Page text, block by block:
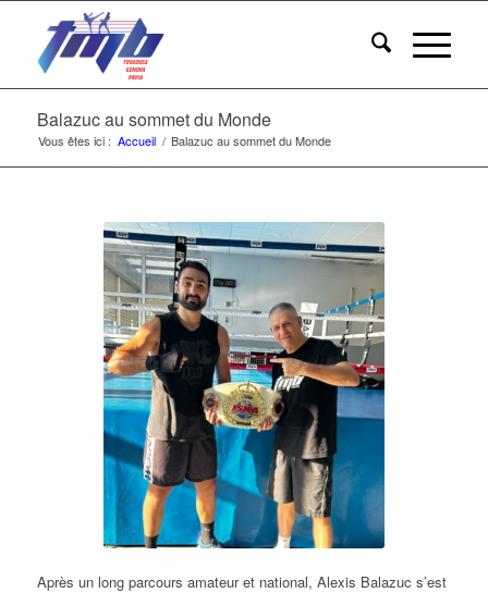
Balazuc au sommet du Monde
Vous êtes ici : Accueil / Balazuc au sommet du Monde
Après un long parcours amateur et national, Alexis Balazuc s’est